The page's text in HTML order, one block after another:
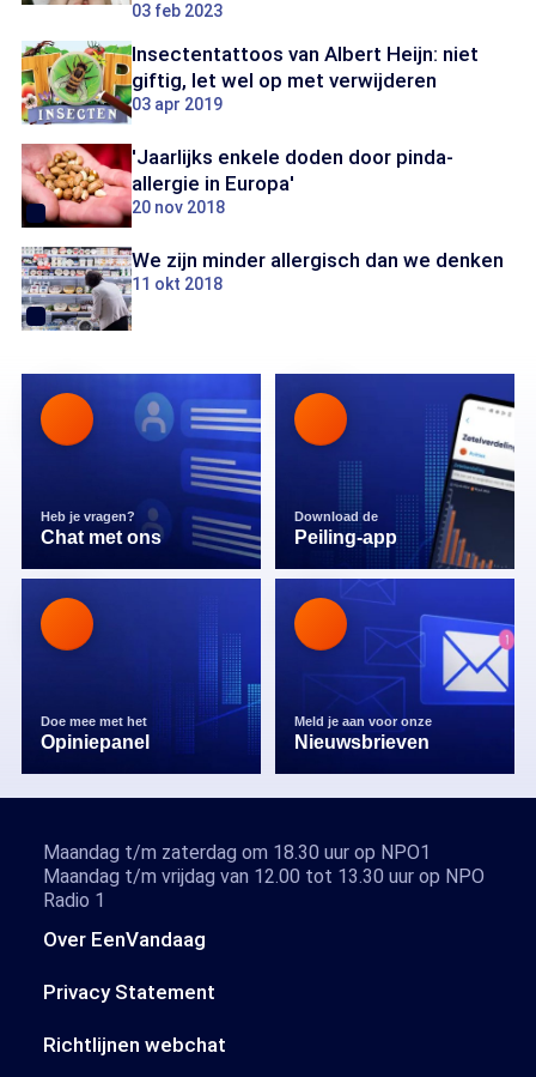
03 feb 2023
Insectentattoos van Albert Heijn: niet
giftig, let wel op met verwijderen
03 apr 2019
'Jaarlijks enkele doden door pinda-
allergie in Europa'
20 nov 2018
We zijn minder allergisch dan we denken
11 okt 2018
Heb je vragen?
Chat met ons
Download de
Peiling-app
Doe mee met het
Opiniepanel
Meld je aan voor onze
Nieuwsbrieven
Over EenVandaag
Privacy Statement
Richtlijnen webchat
Maandag t/m zaterdag om 18.30 uur op NPO1
Maandag t/m vrijdag van 12.00 tot 13.30 uur op NPO
Radio 1